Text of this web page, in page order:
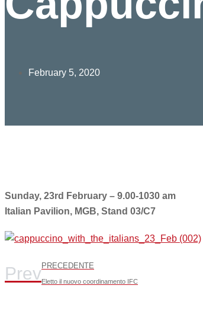
February 5, 2020
Sunday, 23rd February – 9.00-1030 am
Italian Pavilion, MGB, Stand 03/C7
PrevPRECEDENTE
Eletto il nuovo coordinamento IFC